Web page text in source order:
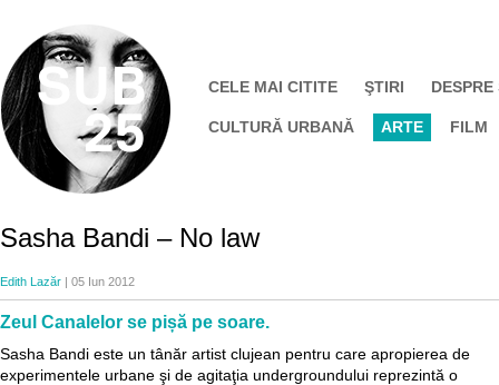
CELE MAI CITITE ŞTIRI DESPRE
CULTURĂ URBANĂ ARTE FILM
Sasha Bandi – No law
Edith Lazăr | 05 Iun 2012
Zeul Canalelor se pișă pe soare.
Sasha Bandi este un tânăr artist clujean pentru care apropierea de
experimentele urbane şi de agitaţia undergroundului reprezintă o